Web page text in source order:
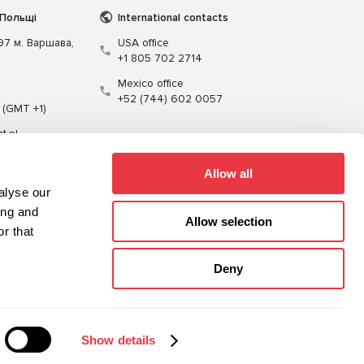
our
and
that
Show details
Allow all
Allow selection
Deny
м. Варшава,
+1)
International contacts
USA office
+1 805 702 2714
Mexico office
+52 (744) 602 0057
Кабелі